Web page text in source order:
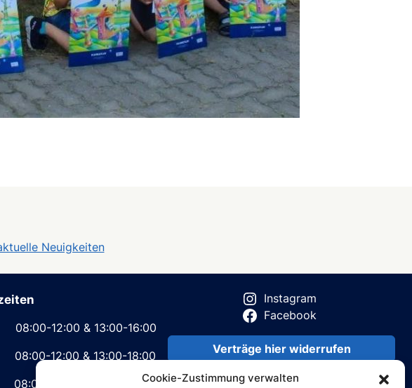
Cookie-Zustimmung verwalten
Neuigkeiten
12:00 & 13:00-16:00
12:00 & 13:00-18:00
12:00
Instagram
Facebook
Verträge hier widerrufen
Verträge hier kündigen